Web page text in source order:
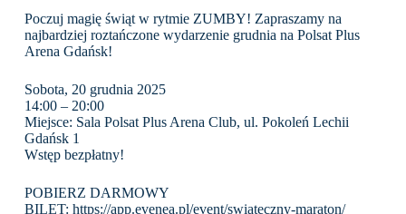
Poczuj magię świąt w rytmie ZUMBY! Zapraszamy na
najbardziej roztańczone wydarzenie grudnia na Polsat Plus
Arena Gdańsk!
Sobota, 20 grudnia 2025
14:00 – 20:00
Miejsce: Sala Polsat Plus Arena Club, ul. Pokoleń Lechii
Gdańsk 1
Wstęp bezpłatny!
POBIERZ DARMOWY
BILET: https://app.evenea.pl/event/swiateczny-maraton/